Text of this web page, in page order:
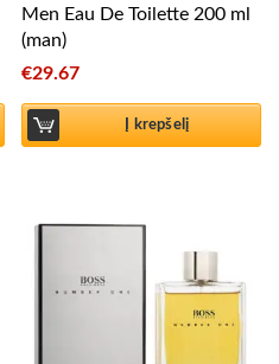
Men Eau De Toilette 200 ml
(man)
€29.67
Į krepšelį